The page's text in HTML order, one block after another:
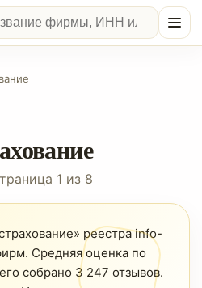
1 из 8
реестра info-
Средняя оценка по
собрано 3 247 отзывов.